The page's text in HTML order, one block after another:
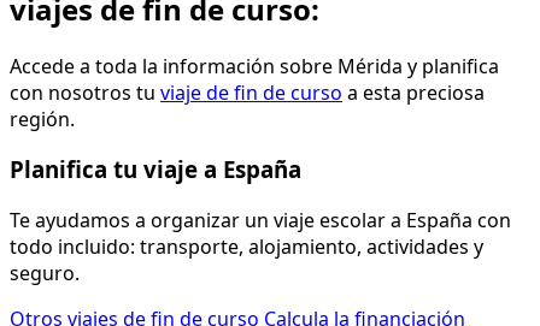
viajes de fin de curso:
Accede a toda la información sobre Mérida y planifica
con nosotros tu viaje de fin de curso a esta preciosa
región.
Planifica tu viaje a España
Te ayudamos a organizar un viaje escolar a España con
todo incluido: transporte, alojamiento, actividades y
seguro.
Otros viajes de fin de curso Calcula la financiación